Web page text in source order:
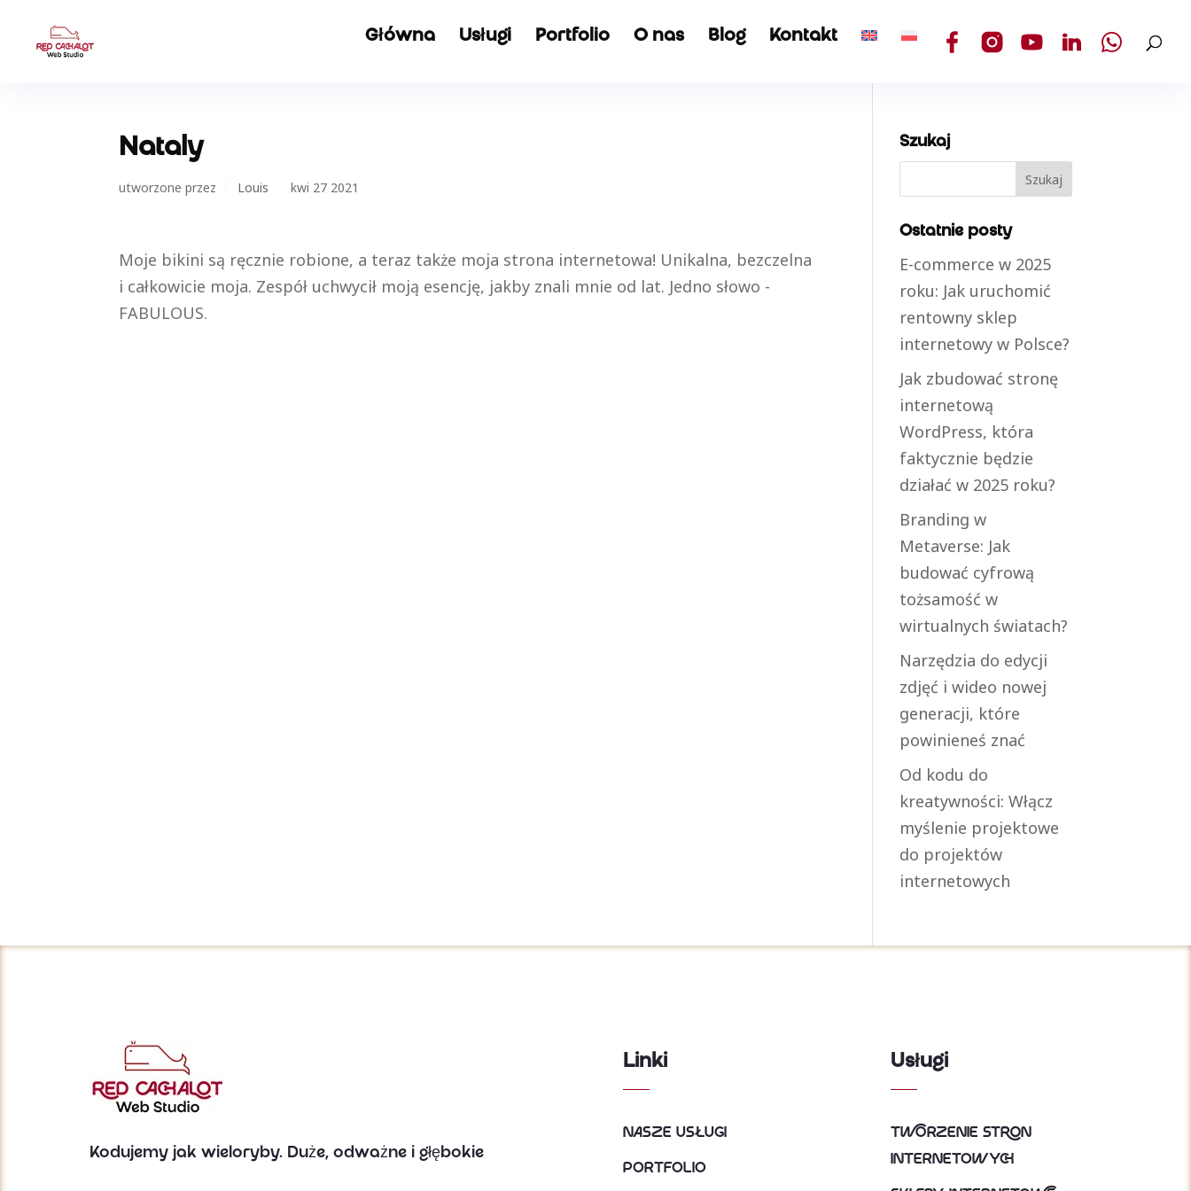
Główna Usługi Portfolio O nas Blog Kontakt
Nataly
utworzone przez Louis kwi 27 2021
Moje bikini są ręcznie robione, a teraz także moja strona internetowa! Unikalna, bezczelna
i całkowicie moja. Zespół uchwycił moją esencję, jakby znali mnie od lat. Jedno słowo -
FABULOUS.
Szukaj
Ostatnie posty
E-commerce w 2025
roku: Jak uruchomić
rentowny sklep
internetowy w Polsce?
Jak zbudować stronę
internetową
WordPress, która
faktycznie będzie
działać w 2025 roku?
Branding w
Metaverse: Jak
budować cyfrową
tożsamość w
wirtualnych światach?
Narzędzia do edycji
zdjęć i wideo nowej
generacji, które
powinieneś znać
Od kodu do
kreatywności: Włącz
myślenie projektowe
do projektów
internetowych
Kodujemy jak wieloryby. Duże, odważne i głębokie
Linki
Nasze usługi
Portfolio
Usługi
Tworzenie Stron
Internetowych